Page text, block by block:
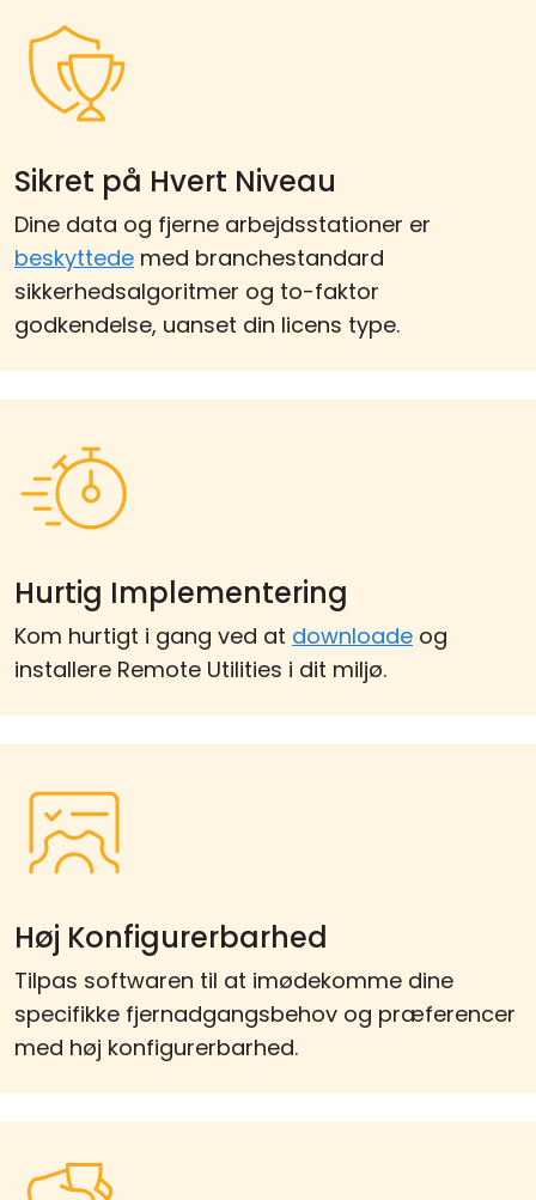
Sikret på Hvert Niveau
Dine data og fjerne arbejdsstationer er
beskyttede med branchestandard
sikkerhedsalgoritmer og to-faktor
godkendelse, uanset din licens type.
Hurtig Implementering
Kom hurtigt i gang ved at downloade og
installere Remote Utilities i dit miljø.
Høj Konfigurerbarhed
Tilpas softwaren til at imødekomme dine
specifikke fjernadgangsbehov og præferencer
med høj konfigurerbarhed.